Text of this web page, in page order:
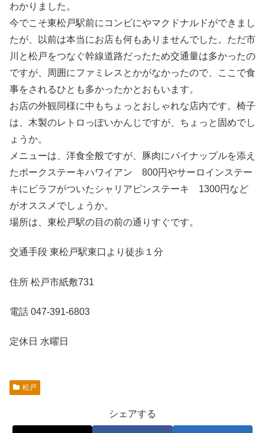
わかりました。
今でこそ東松戸駅前にコンビにやマクドナルドができまし
たが、以前は本当にお店も何もありませんでした。ただ市
川と松戸をつなぐ幹線道路だったため交通量は多かったの
ですが、周囲にファミレスとかがなかったので、ここで食
事をされるひとも多かったかとおもいます。
お店の外観同様に中もちょっとおしゃれな店内です。椅子
は、木製のレトロっぽいかんじですが、ちょっと固めでし
ょうか。
メニューは、洋食全般ですが、豚肉にパイナップルを添え
たポークステーキハワイアン 800円やサーロインステー
キにピラフがついたシャリアピンステーキ 1300円など
がオススメでしょうか。
場所は、東松戸駅の目の前の通りすぐです。
交通手段 東松戸駅東口より徒歩１分
住所 松戸市紙敷731
電話 047-391-6803
定休日 水曜日
松戸
シェアする